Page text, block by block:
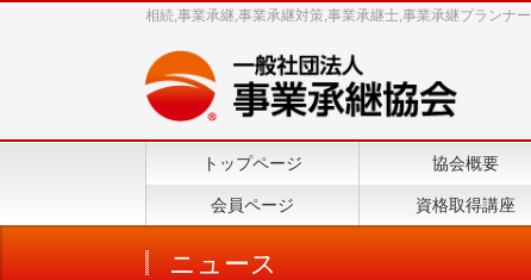
相続,事業承継,事業承継対策,事業承継士,事業承継プランナー
トップページ 協会概要
会員ページ 資格取得講座
ニュース